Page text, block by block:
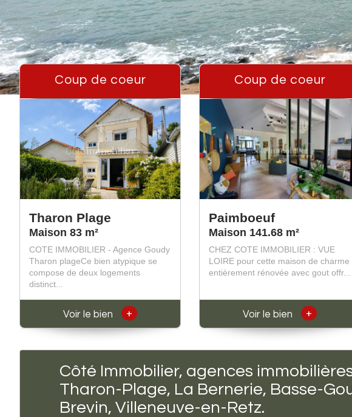
Coup de coeur
Tharon Plage
Maison 83 m²
COTE IMMOBILIER - Agence Goudy
Tharon plageCe bien atypique se
compose de deux logements
distinct...
Voir le bien +
Coup de coeur
Paimboeuf
Maison 141.68 m²
CHEZ COTE IMMOBILIER : VUE
LOIRE pour cette maison de charme
entièrement rénovée avec gout offr...
Voir le bien +
Côté Immobilier, agences
Tharon-Plage, La Bernerie, Basse-
Brevin, Villeneuve-en-Retz.